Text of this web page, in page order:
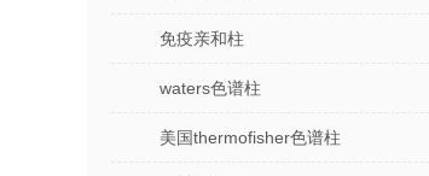
免疫亲和柱
waters色谱柱
美国thermofisher色谱柱